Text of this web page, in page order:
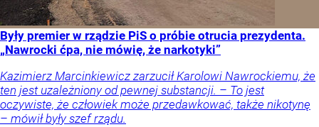
Były premier w rządzie PiS o próbie otrucia prezydenta.
„Nawrocki ćpa, nie mówię, że narkotyki”
Kazimierz Marcinkiewicz zarzucił Karolowi Nawrockiemu, że
ten jest uzależniony od pewnej substancji. – To jest
oczywiste, że człowiek może przedawkować, także nikotynę
– mówił były szef rządu.